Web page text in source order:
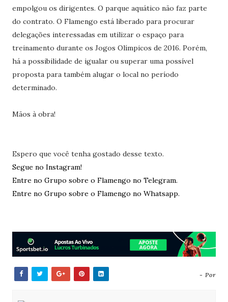
empolgou os dirigentes. O parque aquático não faz parte
do contrato. O Flamengo está liberado para procurar
delegações interessadas em utilizar o espaço para
treinamento durante os Jogos Olímpicos de 2016. Porém,
há a possibilidade de igualar ou superar uma possível
proposta para também alugar o local no período
determinado.
Mãos à obra!
Espero que você tenha gostado desse texto.
Segue no Instagram!
Entre no Grupo sobre o Flamengo no Telegram.
Entre no Grupo sobre o Flamengo no Whatsapp.
- Por